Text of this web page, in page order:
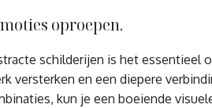
oproepen.
schilderijen is het
versterken en een diepere
kun je een boeiende